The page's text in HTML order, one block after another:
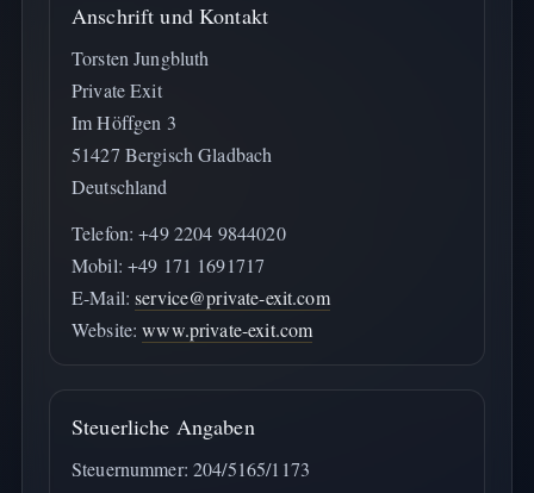
Anschrift und Kontakt
Torsten Jungbluth
Private Exit
Im Höffgen 3
51427 Bergisch Gladbach
Deutschland
Telefon: +49 2204 9844020
Mobil: +49 171 1691717
E-Mail:service@private-exit.com
Website:www.private-exit.com
Steuerliche Angaben
Steuernummer: 204/5165/1173